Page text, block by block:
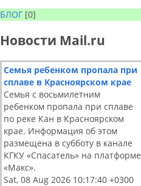
БЛОГ [0]
Новости Mail.ru
Семья ребенком пропала при
сплаве в Красноярском крае
Семья с восьмилетним
ребенком пропала при сплаве
по реке Кан в Красноярском
крае. Информация об этом
размещена в субботу в канале
КГКУ «Спасатель» на платформе
«Макс».
Sat, 08 Aug 2026 10:17:40 +0300